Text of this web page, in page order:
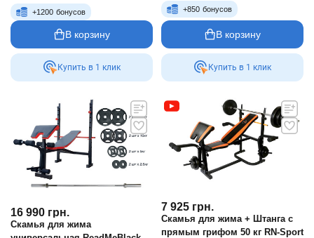
+1200 бонусов
В корзину
Купить в 1 клик
+850 бонусов
В корзину
Купить в 1 клик
16 990 грн.
Скамья для жима
7 925 грн.
Скамья для жима + Штанга с
прямым грифом 50 кг RN-Sport